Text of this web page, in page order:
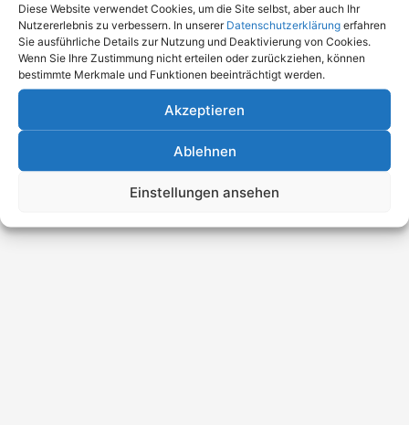
Diese Website verwendet Cookies, um die Site selbst, aber auch Ihr
Nutzererlebnis zu verbessern. In unserer Datenschutzerklärung erfahren
Sie ausführliche Details zur Nutzung und Deaktivierung von Cookies.
Wenn Sie Ihre Zustimmung nicht erteilen oder zurückziehen, können
bestimmte Merkmale und Funktionen beeinträchtigt werden.
Akzeptieren
Ablehnen
Einstellungen ansehen